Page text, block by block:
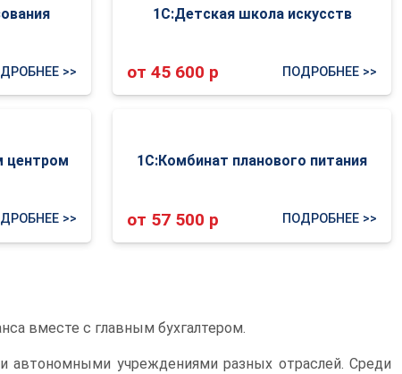
>>
1С:Детская школа искусств
от 45 600 р ПОДРОБНЕЕ >>
центром
>>
1С:Комбинат планового питания
от 57 500 р ПОДРОБНЕЕ >>
вместе с главным бухгалтером.
учреждениями разных отраслей. Среди